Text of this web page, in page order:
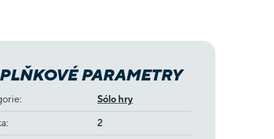
PARAMETRY
: Sólo hry
: 2